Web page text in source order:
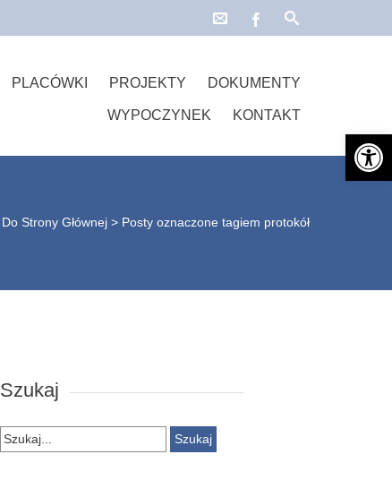
PLACÓWKI PROJEKTY DOKUMENTY
WYPOCZYNEK KONTAKT
Do Strony Głównej > Posty oznaczone tagiem protokół
Szukaj
Szukaj: